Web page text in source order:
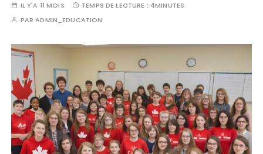
IL Y'A 11 MOIS TEMPS DE LECTURE : 4MINUTES
PARADMIN_EDUCATION